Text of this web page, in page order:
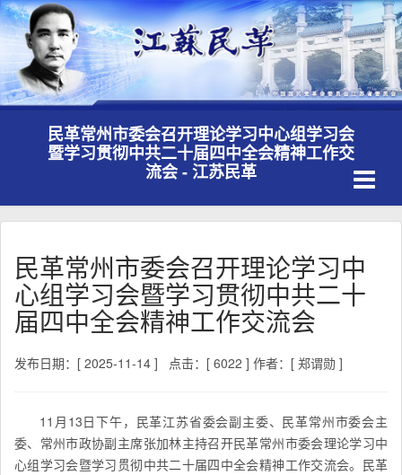
民革常州市委会召开理论学习中心组学习会
暨学习贯彻中共二十届四中全会精神工作交
流会 - 江苏民革
Toggle
民革常州市委会召开理论学习中
心组学习会暨学习贯彻中共二十
届四中全会精神工作交流会
发布日期：[ 2025-11-14 ] 点击：[ 6022 ] 作者：[ 郑谓勋 ]
11月13日下午，民革江苏省委会副主委、民革常州市委会主
委、常州市政协副主席张加林主持召开民革常州市委会理论学习中
心组学习会暨学习贯彻中共二十届四中全会精神工作交流会。民革